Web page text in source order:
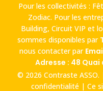
Pour les collectivités :
Zodiac. Pour les
Building, Circuit VIP et
sommes disponibles par
nous contacter par
Adresse : 48 Quai
© 2026 Contraste ASSO.
confidentialité | Ce